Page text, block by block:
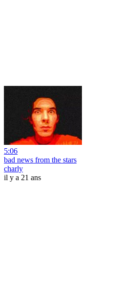
5:06
bad news from the stars
charly
il y a 21 ans